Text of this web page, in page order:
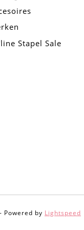
Stapel Sale
Powered by Lightspeed